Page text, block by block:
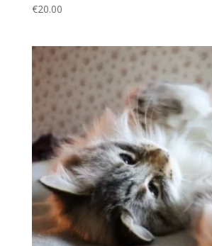
€20.00